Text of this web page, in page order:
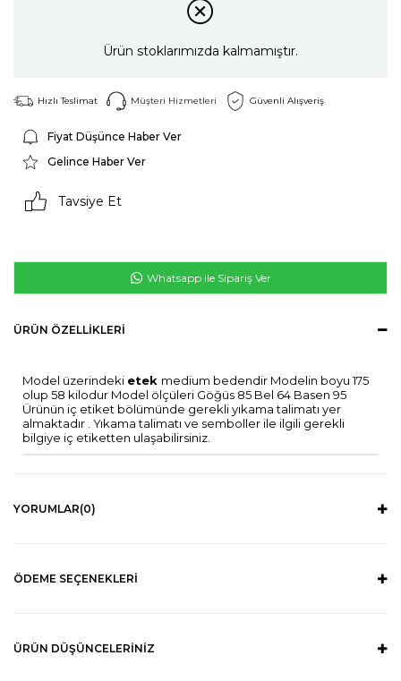
Ürün stoklarımızda kalmamıştır.
Hızlı Teslimat Müşteri Hizmetleri Güvenli Alışveriş
Fiyat Düşünce Haber Ver
Gelince Haber Ver
Tavsiye Et
Whatsapp ile Sipariş Ver
ÜRÜN ÖZELLIKLERI
Model üzerindeki etek medium bedendir Modelin boyu 175
olup 58 kilodur Model ölçüleri Göğüs 85 Bel 64 Basen 95
Ürünün iç etiket bölümünde gerekli yıkama talimatı yer
almaktadır . Yıkama talimatı ve semboller ile ilgili gerekli
bilgiye iç etiketten ulaşabilirsiniz.
YORUMLAR(0)
ÖDEME SEÇENEKLERI
ÜRÜN DÜŞÜNCELERINIZ